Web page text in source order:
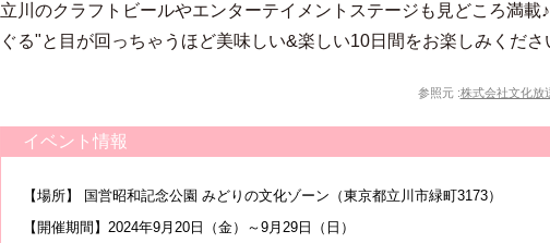
立川のクラフトビールやエンターテイメントステージも見どころ満載
ぐる"と目が回っちゃうほど美味しい&楽しい10日間をお楽しみくださ
参照元 :株式会社文化放
イベント情報
【場所】 国営昭和記念公園 みどりの文化ゾーン（東京都立川市緑町3173）
【開催期間】2024年9月20日（金）～9月29日（日）